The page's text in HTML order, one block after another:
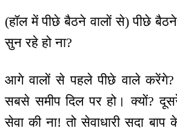
(हॉल में पीछे बैठने वालों से) पीछे
सुन रहे हो ना?
आगे वालों से पहले पीछे वाले करेंगे?
सबसे समीप दिल पर हो। क्यों?
सेवा की ना! तो सेवाधारी सदा